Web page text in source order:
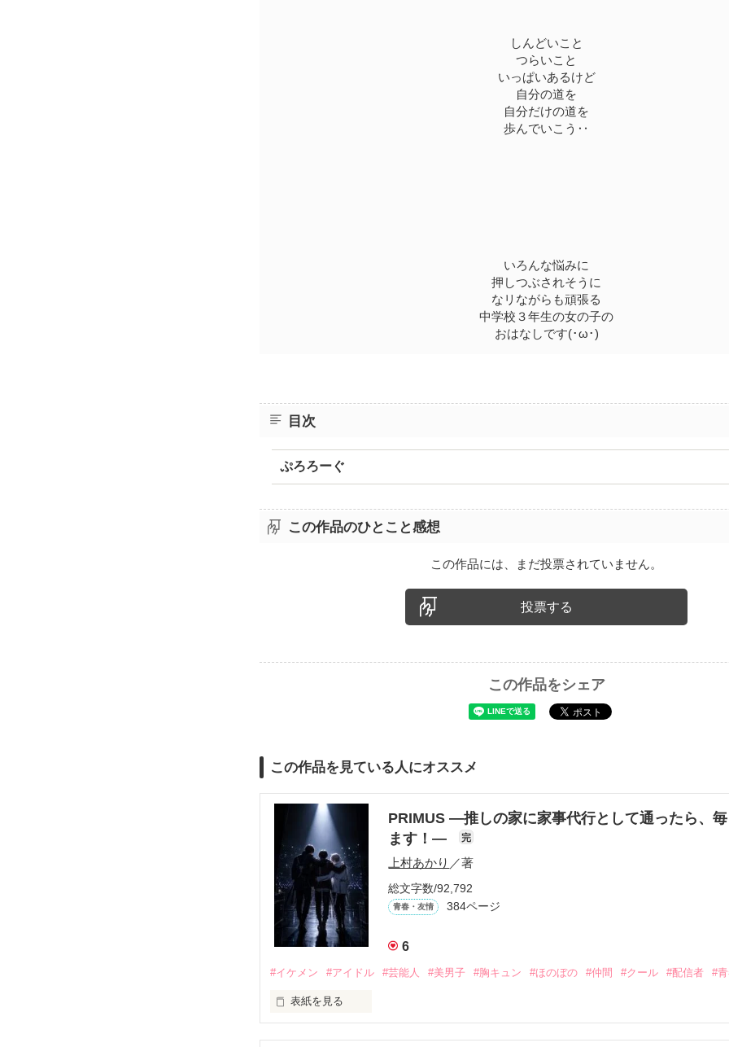
しんどいこと
つらいこと
いっぱいあるけど
自分の道を
自分だけの道を
歩んでいこう‥
いろんな悩みに
押しつぶされそうに
なリながらも頑張る
中学校３年生の女の子の
おはなしです(･ω･)
目次
ぷろろーぐ
この作品のひとこと感想
この作品には、まだ投票されていません。
投票する
この作品をシェア
この作品を見ている人にオススメ
PRIMUS ―推しの家に家事代行として通ったら、
ます！―
完
上村あかり ／著
総文字数/92,792
青春・友情 384ページ
6
#イケメン #アイドル #芸能人 #美男子 #胸キュン #ほのぼの #仲間 #クール #配信者 #
表紙を見る